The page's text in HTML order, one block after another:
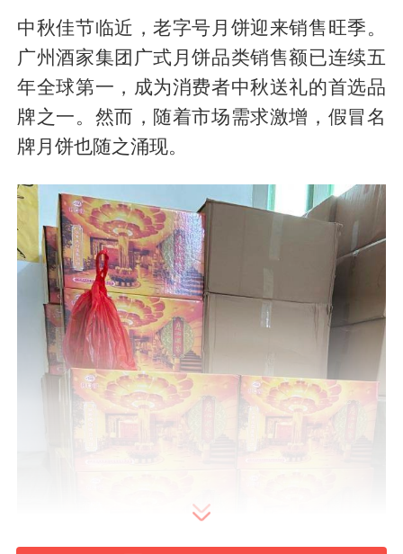
中秋佳节临近，老字号月饼迎来销售旺季。
广州酒家集团广式月饼品类销售额已连续五
年全球第一，成为消费者中秋送礼的首选品
牌之一。然而，随着市场需求激增，假冒名
牌月饼也随之涌现。